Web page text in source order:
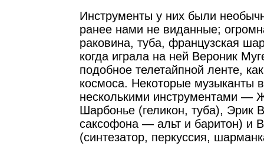
Инструменты у них были
ранее нами не виданные;
раковина, туба, французская
когда играла на ней Вероник
подобное телетайпной ленте,
космоса. Некоторые музыканты
несколькими инструментами —
Шарбонье (геликон, туба), Эрик
саксофона — альт и баритон) и
(синтезатор, перкуссия,